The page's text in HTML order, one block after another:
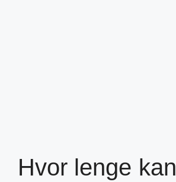
Hvor lenge kan